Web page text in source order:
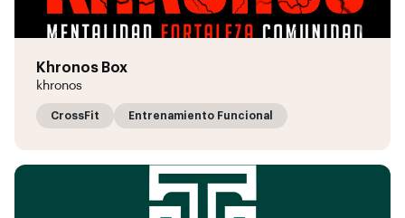
Khronos Box
khronos
CrossFit Entrenamiento Funcional